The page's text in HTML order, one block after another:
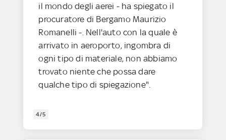
il mondo degli aerei - ha spiegato il
procuratore di Bergamo Maurizio
Romanelli -. Nell'auto con la quale è
arrivato in aeroporto, ingombra di
ogni tipo di materiale, non abbiamo
trovato niente che possa dare
qualche tipo di spiegazione".
4/5